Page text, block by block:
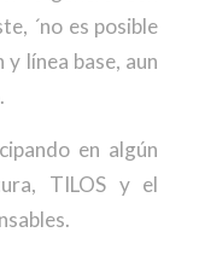
´no es posible
línea base, aun
en algún
TILOS y el